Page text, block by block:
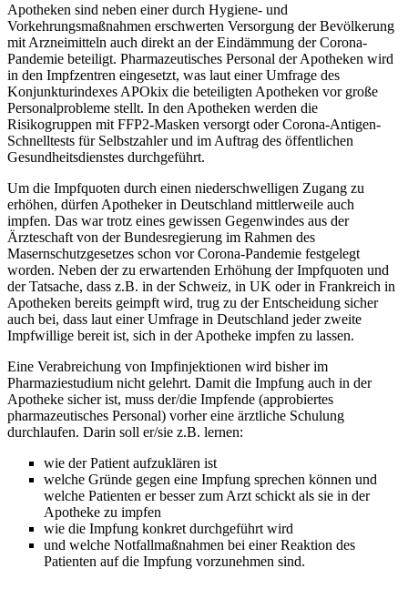
Apotheken sind neben einer durch Hygiene- und
Vorkehrungsmaßnahmen erschwerten Versorgung der Bevölkerung
mit Arzneimitteln auch direkt an der Eindämmung der Corona-
Pandemie beteiligt. Pharmazeutisches Personal der Apotheken wird
in den Impfzentren eingesetzt, was laut einer Umfrage des
Konjunkturindexes APOkix die beteiligten Apotheken vor große
Personalprobleme stellt. In den Apotheken werden die
Risikogruppen mit FFP2-Masken versorgt oder Corona-Antigen-
Schnelltests für Selbstzahler und im Auftrag des öffentlichen
Gesundheitsdienstes durchgeführt.
Um die Impfquoten durch einen niederschwelligen Zugang zu
erhöhen, dürfen Apotheker in Deutschland mittlerweile auch
impfen. Das war trotz eines gewissen Gegenwindes aus der
Ärzteschaft von der Bundesregierung im Rahmen des
Masernschutzgesetzes schon vor Corona-Pandemie festgelegt
worden. Neben der zu erwartenden Erhöhung der Impfquoten und
der Tatsache, dass z.B. in der Schweiz, in UK oder in Frankreich in
Apotheken bereits geimpft wird, trug zu der Entscheidung sicher
auch bei, dass laut einer Umfrage in Deutschland jeder zweite
Impfwillige bereit ist, sich in der Apotheke impfen zu lassen.
Eine Verabreichung von Impfinjektionen wird bisher im
Pharmaziestudium nicht gelehrt. Damit die Impfung auch in der
Apotheke sicher ist, muss der/die Impfende (approbiertes
pharmazeutisches Personal) vorher eine ärztliche Schulung
durchlaufen. Darin soll er/sie z.B. lernen:
wie der Patient aufzuklären ist
welche Gründe gegen eine Impfung sprechen können und
welche Patienten er besser zum Arzt schickt als sie in der
Apotheke zu impfen
wie die Impfung konkret durchgeführt wird
und welche Notfallmaßnahmen bei einer Reaktion des
Patienten auf die Impfung vorzunehmen sind.